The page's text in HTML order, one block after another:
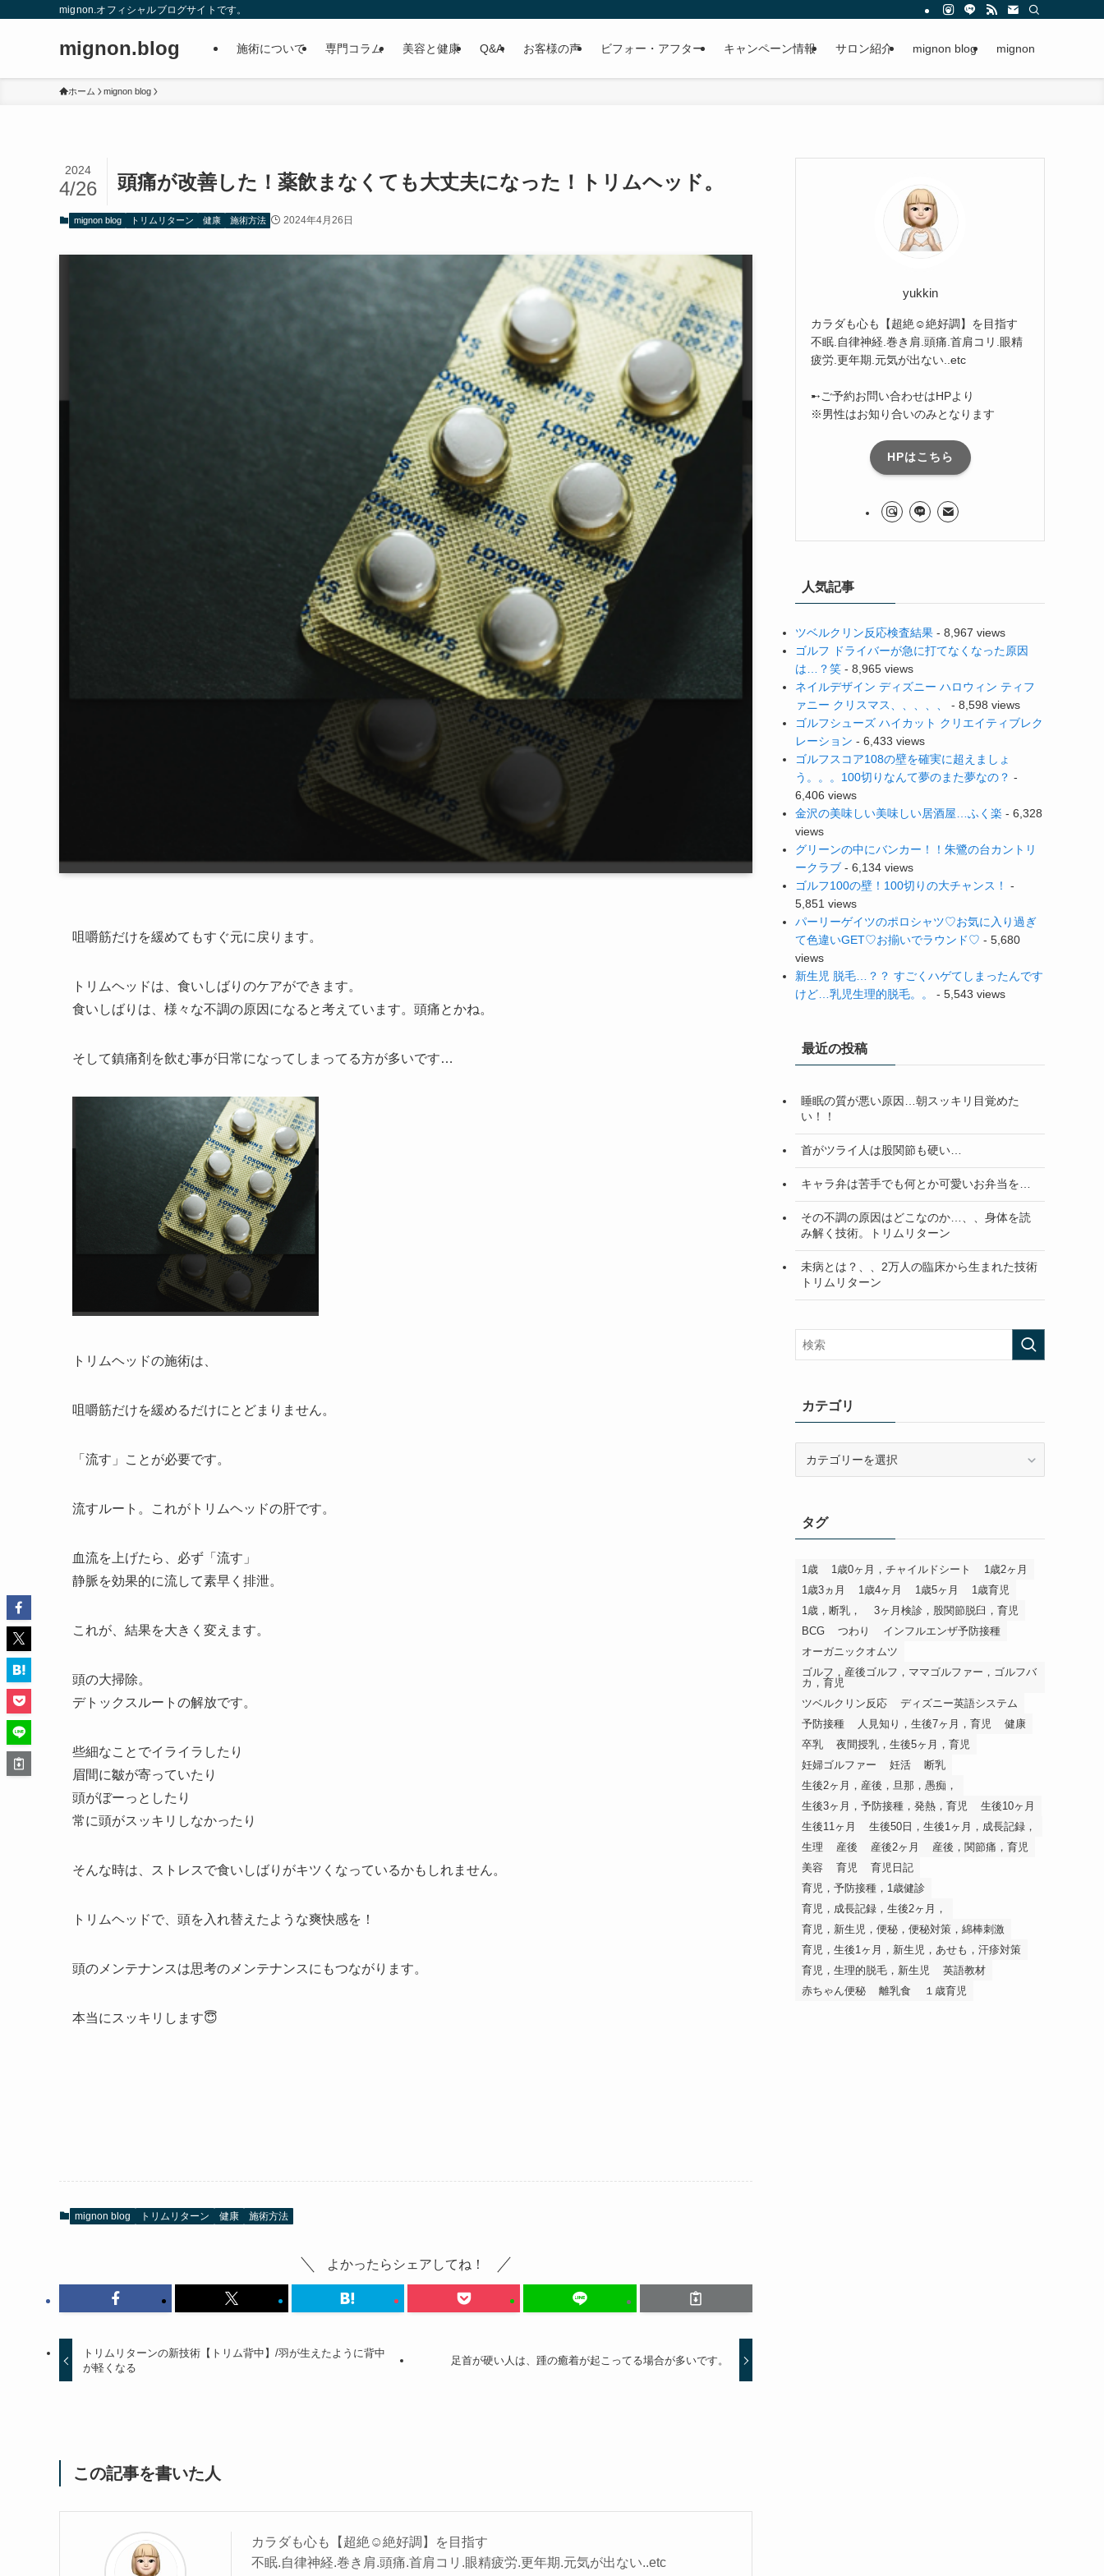
mignon.オフィシャルブログサイトです。
mignon.blog 施術について 専門コラム 美容と健康 Q&A お客様の声 ビフォー・アフター キャンペーン情報 サロン紹介 mignon blog mignon
ホーム mignon blog
頭痛が改善した！薬飲まなくても大丈夫になった！トリムヘッド。
2024
4/26
mignon blog トリムリターン 健康 施術方法 2024年4月26日
咀嚼筋だけを緩めてもすぐ元に戻ります。
トリムヘッドは、食いしばりのケアができます。
食いしばりは、様々な不調の原因になると考えています。頭痛とかね。
そして鎮痛剤を飲む事が日常になってしまってる方が多いです…
トリムヘッドの施術は、
咀嚼筋だけを緩めるだけにとどまりません。
「流す」ことが必要です。
流すルート。これがトリムヘッドの肝です。
血流を上げたら、必ず「流す」
静脈を効果的に流して素早く排泄。
これが、結果を大きく変えます。
頭の大掃除。
デトックスルートの解放です。
些細なことでイライラしたり
眉間に皺が寄っていたり
頭がぼーっとしたり
常に頭がスッキリしなかったり
そんな時は、ストレスで食いしばりがキツくなっているかもしれません。
トリムヘッドで、頭を入れ替えたような爽快感を！
頭のメンテナンスは思考のメンテナンスにもつながります。
本当にスッキリします😇
mignon blog トリムリターン 健康 施術方法
よかったらシェアしてね！
トリムリターンの新技術【トリム背中】/羽が生えたように背中
が軽くなる
足首が硬い人は、踵の癒着が起こってる場合が多いです。
この記事を書いた人
カラダも心も【超絶☺︎絶好調】を目指す
不眠.自律神経.巻き肩.頭痛.首肩コリ.眼精疲労.更年期.元気が出ない..etc
yukkin
カラダも心も【超絶☺︎絶好調】を目指す
不眠.自律神経.巻き肩.頭痛.首肩コリ.眼精
疲労.更年期.元気が出ない..etc
➸ご予約お問い合わせはHPより
※男性はお知り合いのみとなります
HPはこちら
人気記事
ツベルクリン反応検査結果 - 8,967 views
ゴルフ ドライバーが急に打てなくなった原因
は…？笑 - 8,965 views
ネイルデザイン ディズニー ハロウィン ティフ
ァニー クリスマス、、、、、
- 8,598 views
ゴルフシューズ ハイカット クリエイティブレク
レーション - 6,433 views
ゴルフスコア108の壁を確実に超えましょ
う。。。100切りなんて夢のまた夢なの？ -
6,406 views
金沢の美味しい美味しい居酒屋…ふく楽 - 6,328
views
グリーンの中にバンカー！！朱鷺の台カントリ
ークラブ - 6,134 views
ゴルフ100の壁！100切りの大チャンス！
-
5,851 views
パーリーゲイツのポロシャツ♡お気に入り過ぎ
て色違いGET♡お揃いでラウンド♡ - 5,680
views
新生児 脱毛…？？ すごくハゲてしまったんです
けど…乳児生理的脱毛。。
- 5,543 views
最近の投稿
睡眠の質が悪い原因…朝スッキリ目覚めた
い！！
首がツライ人は股関節も硬い…
キャラ弁は苦手でも何とか可愛いお弁当を…
その不調の原因はどこなのか…、、身体を読
み解く技術。トリムリターン
未病とは？、、2万人の臨床から生まれた技術
トリムリターン
カテゴリ
タグ
1歳 1歳0ヶ月，チャイルドシート
1歳2ヶ月
1歳3ヵ月
1歳4ヶ月 1歳5ヶ月
1歳育児
1歳，断乳，
3ヶ月検診，股関節脱臼，育児
BCG
つわり
インフルエンザ予防接種
オーガニックオムツ
ゴルフ，産後ゴルフ，ママゴルファー，ゴルフバ
カ，育児
ツベルクリン反応
ディズニー英語システム
予防接種
人見知り，生後7ヶ月，育児
健康
卒乳
夜間授乳，生後5ヶ月，育児
妊婦ゴルファー
妊活
断乳
生後2ヶ月，産後，旦那，愚痴，
生後3ヶ月，予防接種，発熱，育児
生後10ヶ月
生後11ヶ月
生後50日，生後1ヶ月，成長記録，
生理
産後 産後2ヶ月
産後，関節痛，育児
美容
育児
育児日記
育児，予防接種，1歳健診
育児，成長記録，生後2ヶ月，
育児，新生児，便秘，便秘対策，綿棒刺激
育児，生後1ヶ月，新生児，あせも，汗疹対策
育児，生理的脱毛，新生児
英語教材
赤ちゃん便秘
離乳食 １歳育児